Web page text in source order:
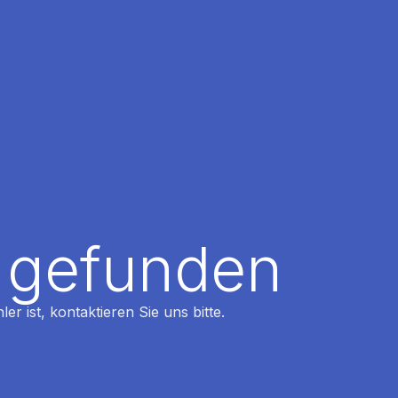
ist, kontaktieren Sie uns bitte.